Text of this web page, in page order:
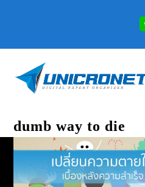
dumb way to die